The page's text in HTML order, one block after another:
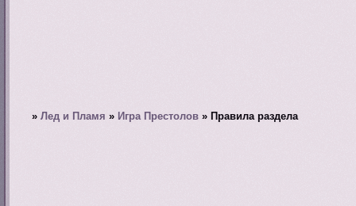
»Лед и Пламя » Игра Престолов » Правила раздела